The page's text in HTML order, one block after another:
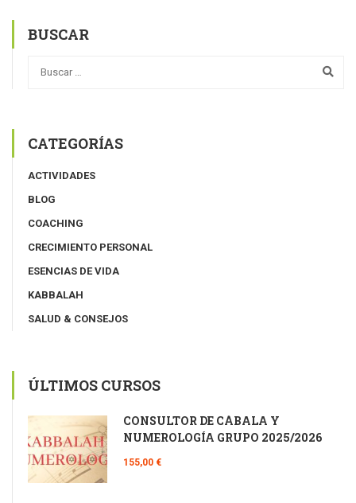
BUSCAR
CATEGORÍAS
ACTIVIDADES
BLOG
COACHING
CRECIMIENTO PERSONAL
ESENCIAS DE VIDA
KABBALAH
SALUD & CONSEJOS
ÚLTIMOS CURSOS
CONSULTOR DE CÁBALA Y
NUMEROLOGÍA GRUPO 2025/2026
155,00 €